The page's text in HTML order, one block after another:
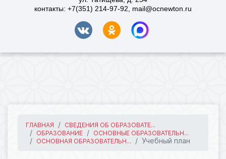
ГЛАВНАЯ
СВЕДЕНИЯ ОБ ОБРАЗОВАТЕ...
ОБРАЗОВАНИЕ
ОСНОВНЫЕ ОБРАЗОВАТЕЛЬН...
ОСНОВНАЯ ОБРАЗОВАТЕЛЬН...
Учебный план